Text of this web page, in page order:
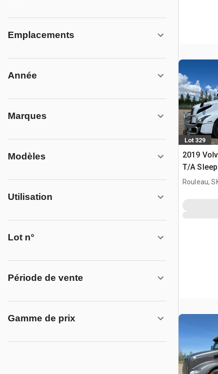
Emplacements
Année
Marques
Modèles
Utilisation
Lot n°
Période de vente
Gamme de prix
Lot 329
2019
T/A
Rouleau,